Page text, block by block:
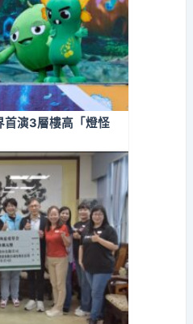
首演3層樓高「燈怪